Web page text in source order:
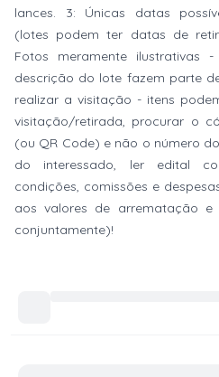
lances. 3: Únicas datas
(lotes podem ter datas de
Fotos meramente ilustrativas
descrição do lote fazem parte
realizar a visitação - itens
visitação/retirada, procurar o
(ou QR Code) e não o número
do interessado, ler edital
condições, comissões e
aos valores de arrematação
conjuntamente)!